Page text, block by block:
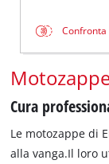
Cura
Le motozappe di
alla vanga.Il loro